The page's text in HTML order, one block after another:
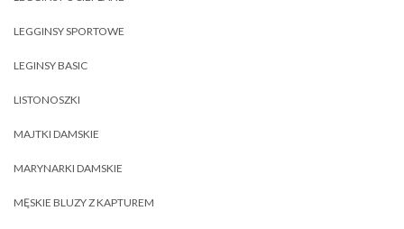
LEGGINSY SPORTOWE
LEGINSY BASIC
LISTONOSZKI
MAJTKI DAMSKIE
MARYNARKI DAMSKIE
MĘSKIE BLUZY Z KAPTUREM